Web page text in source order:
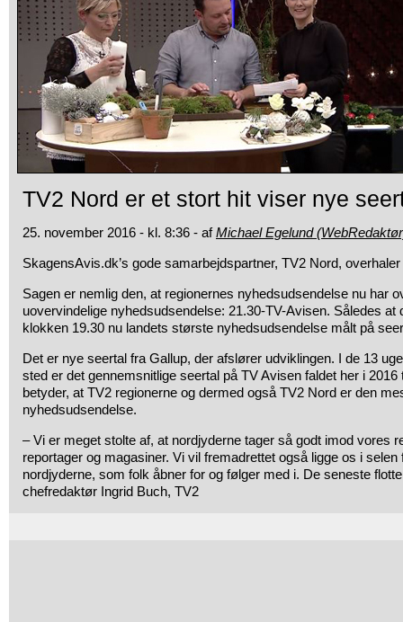
TV2 Nord er et stort hit viser nye
25. november 2016 - kl. 8:36 - afMichael Egelund
SkagensAvis.dk’s gode samarbejdspartner, TV2 Nord,
Sagen er nemlig den, at regionernes nyhedsudsendelse nu har
uovervindelige nyhedsudsendelse: 21.30-TV-Avisen. Således at
klokken 19.30 nu landets største nyhedsudsendelse målt på
Det er nye seertal fra Gallup, der afslører udviklingen. I de 13
sted er det gennemsnitlige seertal på TV Avisen faldet her i 2016
betyder, at TV2 regionerne og dermed også TV2 Nord er den
nyhedsudsendelse.
– Vi er meget stolte af, at nordjyderne tager så godt imod vores
reportager og magasiner. Vi vil fremadrettet også ligge os i
nordjyderne, som folk åbner for og følger med i. De seneste
chefredaktør Ingrid Buch, TV2